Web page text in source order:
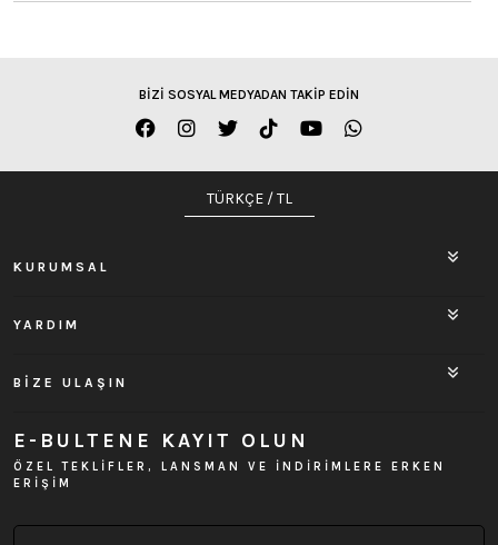
BİZİ SOSYAL MEDYADAN TAKİP EDİN
TÜRKÇE / TL
KURUMSAL
YARDIM
BİZE ULAŞIN
E-BULTENE KAYIT OLUN
ÖZEL TEKLİFLER, LANSMAN VE İNDİRİMLERE ERKEN
ERİŞİM